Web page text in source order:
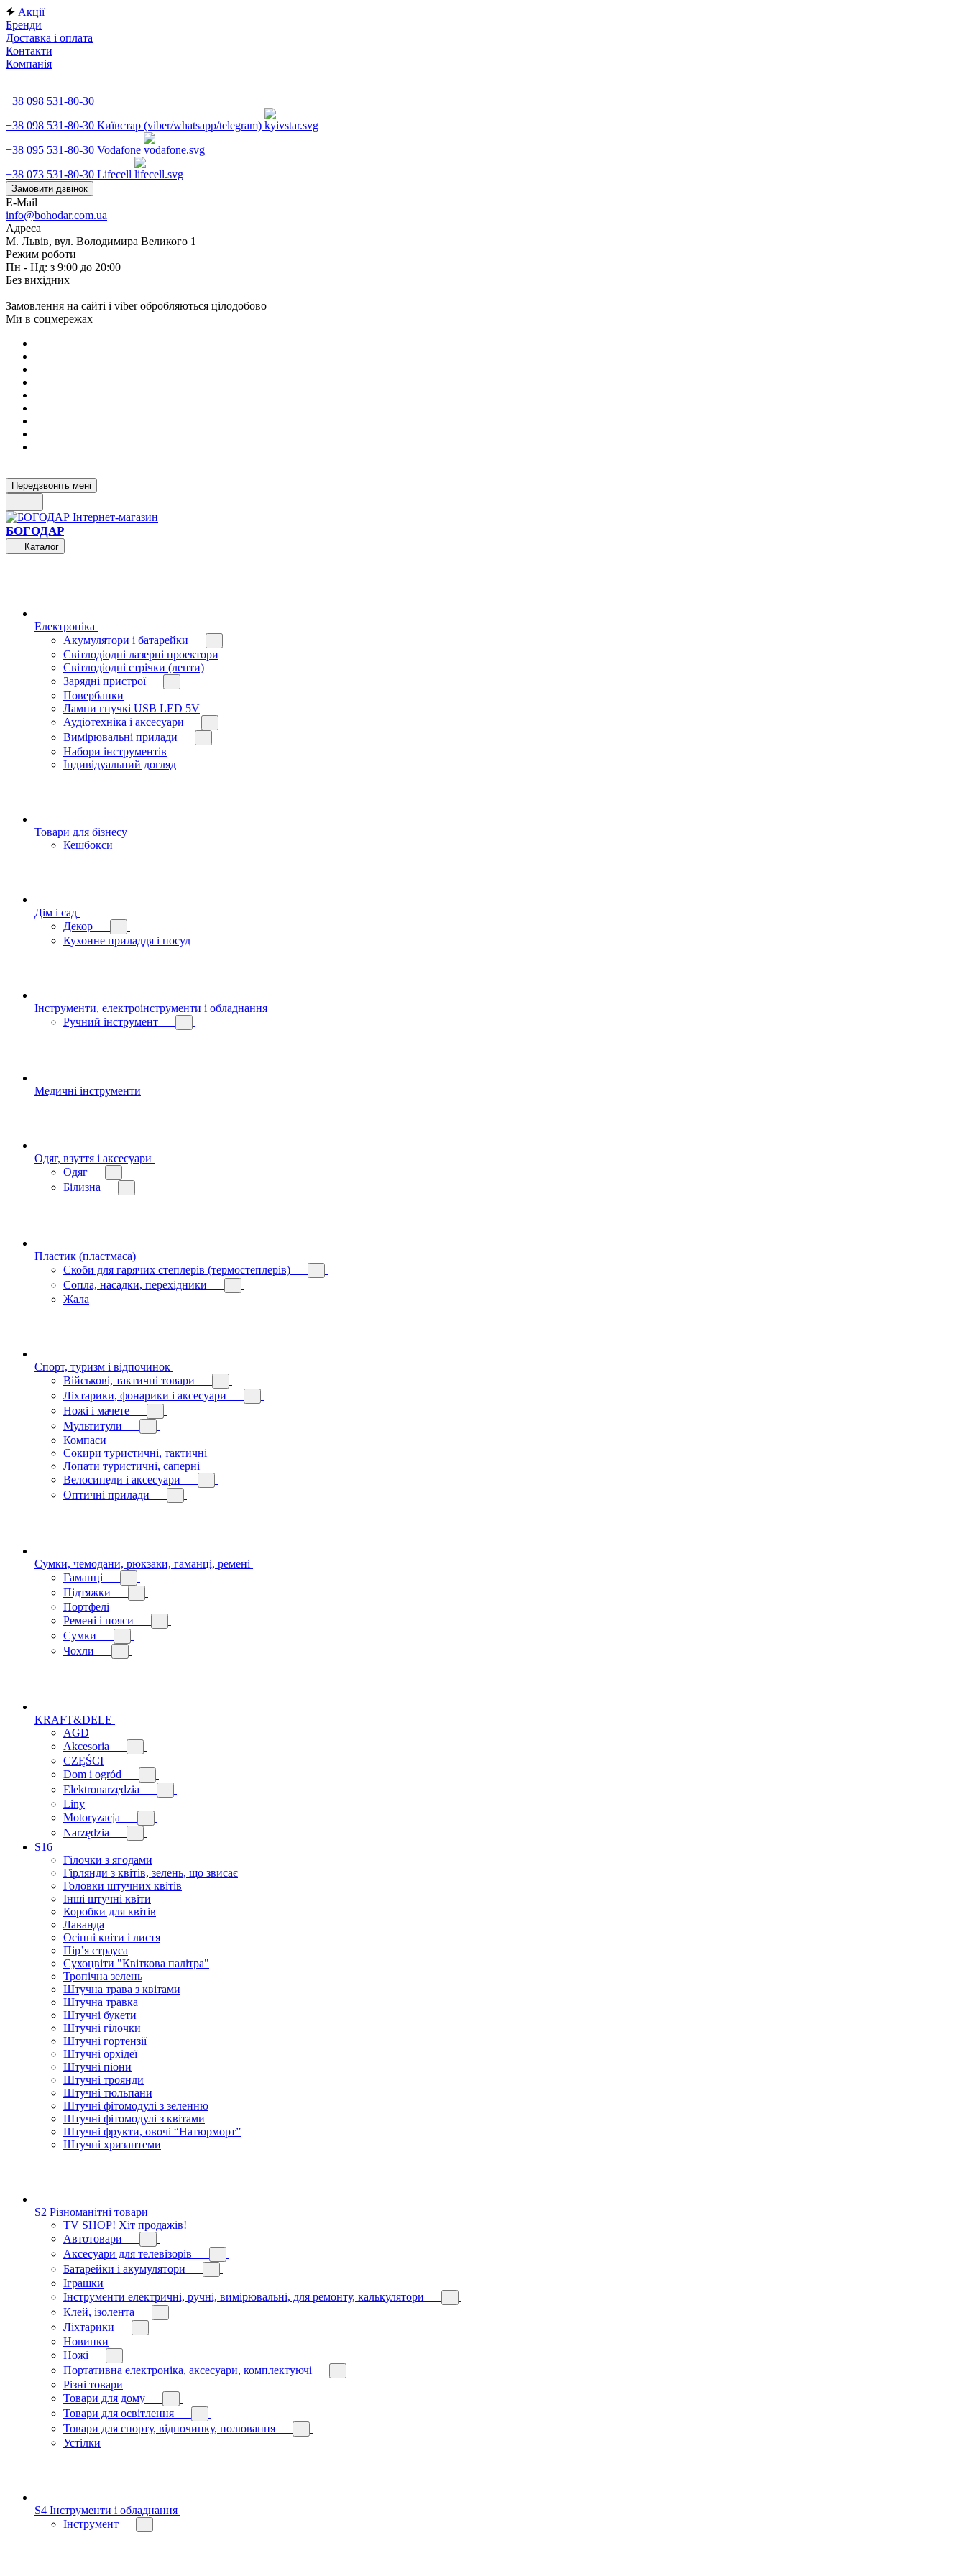
Акції
Бренди
Доставка і оплата
Контакти
Компанія
+38 098 531-80-30
+38 098 531-80-30 Київстар (viber/whatsapp/telegram)
+38 095 531-80-30 Vodafone
+38 073 531-80-30 Lifecell
Замовити дзвінок
E-Mail
info@bohodar.com.ua
Адреса
М. Львів, вул. Володимира Великого 1
Режим роботи
Пн - Нд: з 9:00 до 20:00
Без вихідних
Замовлення на сайті і viber обробляються цілодобово
Ми в соцмережах
Передзвоніть мені
БОГОДАР
Каталог
Електроніка
Акумулятори і батарейки
Світлодіодні лазерні проектори
Світлодіодні стрічки (ленти)
Зарядні пристрої
Повербанки
Лампи гнучкі USB LED 5V
Аудіотехніка і аксесуари
Вимірювальні прилади
Набори інструментів
Індивідуальний догляд
Товари для бізнесу
Кешбокси
Дім і сад
Декор
Кухонне приладдя і посуд
Інструменти, електроінструменти і обладнання
Ручний інструмент
Медичні інструменти
Одяг, взуття і аксесуари
Одяг
Білизна
Пластик (пластмаса)
Скоби для гарячих степлерів (термостеплерів)
Сопла, насадки, перехідники
Жала
Спорт, туризм і відпочинок
Військові, тактичні товари
Ліхтарики, фонарики і аксесуари
Ножі і мачете
Мультитули
Компаси
Сокири туристичні, тактичні
Лопати туристичні, саперні
Велосипеди і аксесуари
Оптичні прилади
Сумки, чемодани, рюкзаки, гаманці, ремені
Гаманці
Підтяжки
Портфелі
Ремені і пояси
Сумки
Чохли
KRAFT&DELE
AGD
Akcesoria
CZĘŚCI
Dom i ogród
Elektronarzędzia
Liny
Motoryzacja
Narzędzia
S16
Гілочки з ягодами
Гірлянди з квітів, зелень, що звисає
Головки штучних квітів
Інші штучні квіти
Коробки для квітів
Лаванда
Осінні квіти і листя
Пір’я страуса
Сухоцвіти "Квіткова палітра"
Тропічна зелень
Штучна трава з квітами
Штучна травка
Штучні букети
Штучні гілочки
Штучні гортензії
Штучні орхідеї
Штучні піони
Штучні троянди
Штучні тюльпани
Штучні фітомодулі з зеленню
Штучні фітомодулі з квітами
Штучні фрукти, овочі “Натюрморт”
Штучні хризантеми
S2 Різноманітні товари
TV SHOP! Хіт продажів!
Автотовари
Аксесуари для телевізорів
Батарейки і акумулятори
Іграшки
Інструменти електричні, ручні, вимірювальні, для ремонту, калькулятори
Клей, ізолента
Ліхтарики
Новинки
Ножі
Портативна електроніка, аксесуари, комплектуючі
Різні товари
Товари для дому
Товари для освітлення
Товари для спорту, відпочинку, полювання
Устілки
S4 Інструменти і обладнання
Інструмент